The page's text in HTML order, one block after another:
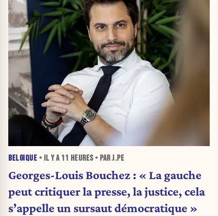
BELGIQUE • IL Y A 11 HEURES• PAR J.PE
Georges-Louis Bouchez : « La gauche
peut critiquer la presse, la justice, cela
s’appelle un sursaut démocratique »